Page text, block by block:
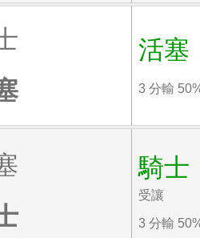
活塞
3 分輸
騎士
受讓
3 分輸